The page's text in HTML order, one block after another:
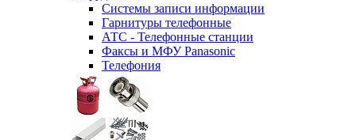
Системы записи информации
Гарнитуры телефонные
АТС - Телефонные станции
Факсы и МФУ Panasonic
Телефония